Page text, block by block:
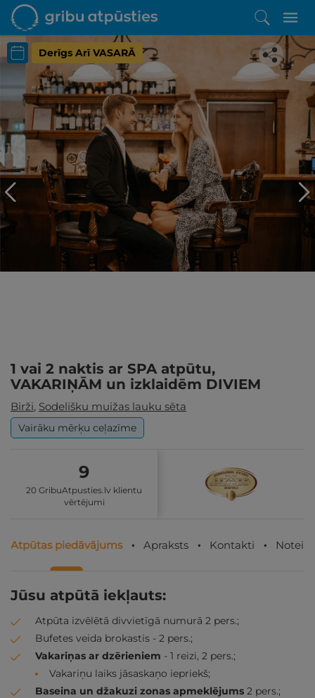
Derīgs Arī VASARĀ
Iepatikās šis piedāvājums?
Līdz brīnišķīgai atpūtai atlikuši tikai daži soļi
PĒRKU
1 vai 2 naktis ar SPA atpūtu,
VAKARIŅĀM un izklaidēm DIVIEM
Birži, Sodelišku muižas lauku sēta
Vairāku mērķu ceļazīme
9
20 GribuAtpusties.lv klientu
vērtējumi
Atpūtas piedāvājums Apraksts Kontakti
Jūsu atpūtā iekļauts:
Atpūta izvēlētā divvietīgā numurā 2 pers.;
Bufetes veida brokastis - 2 pers.;
Vakariņas ar dzērieniem - 1 reizi, 2 pers.;
Vakariņu laiks jāsaskaņo iepriekš;
Baseina un džakuzi zonas apmeklējums 2 pers.;